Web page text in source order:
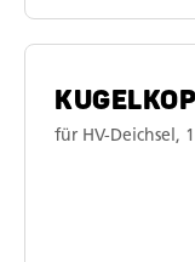
für HV-Deichsel,